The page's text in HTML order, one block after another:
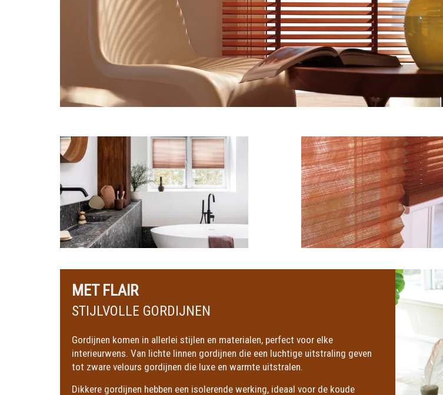
MET FLAIR
STIJLVOLLE GORDIJNEN
Gordijnen komen in allerlei stijlen en materialen, perfect voor elke
interieurwens. Van lichte linnen gordijnen die een luchtige uitstraling geven
tot zware velours gordijnen die luxe en warmte uitstralen.
Dikkere gordijnen hebben een isolerende werking, ideaal voor de koude